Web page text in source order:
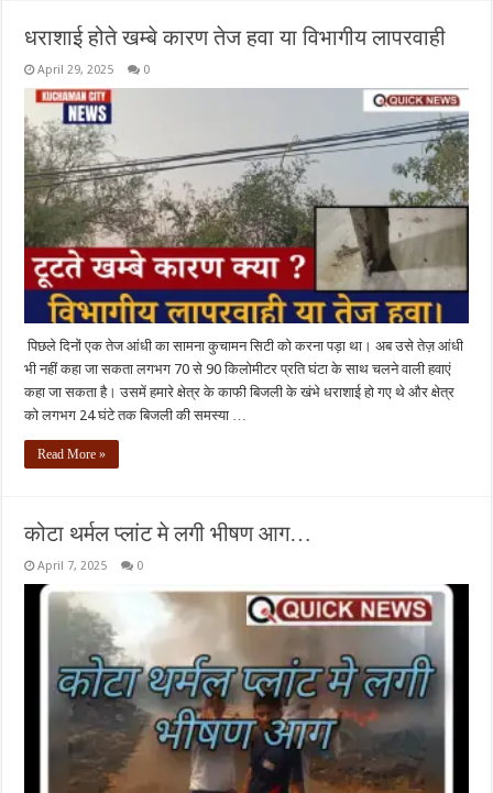
धराशाई होते खम्बे कारण तेज हवा या विभागीय लापरवाही
April 29, 2025 0
पिछले दिनों एक तेज आंधी का सामना कुचामन सिटी को करना पड़ा था। अब उसे तेज़ आंधी
भी नहीं कहा जा सकता लगभग 70 से 90 किलोमीटर प्रति घंटा के साथ चलने वाली हवाएं
कहा जा सकता है। उसमें हमारे क्षेत्र के काफी बिजली के खंभे धराशाई हो गए थे और क्षेत्र
को लगभग 24 घंटे तक बिजली की समस्या …
Read More »
कोटा थर्मल प्लांट मे लगी भीषण आग…
April 7, 2025 0